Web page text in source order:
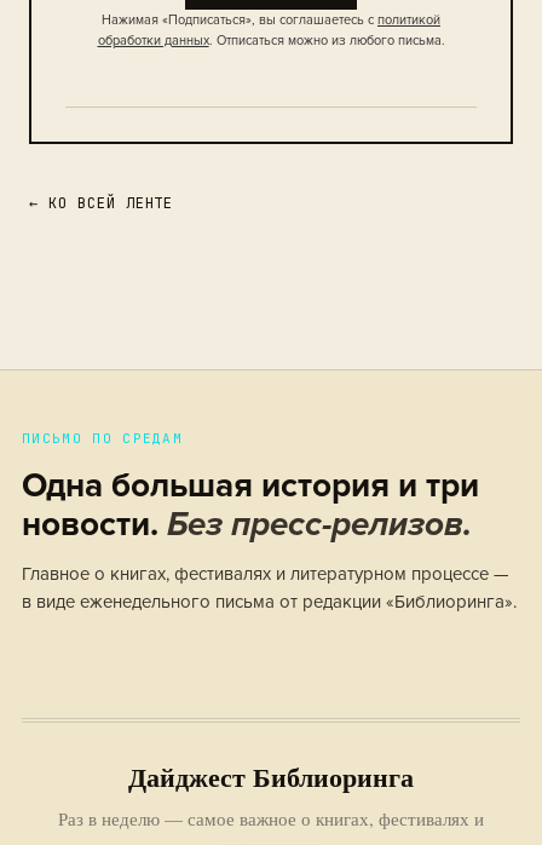
Нажимая «Подписаться», вы соглашаетесь с политикой
обработки данных. Отписаться можно из любого письма.
← КО ВСЕЙ ЛЕНТЕ
ПИСЬМО ПО СРЕДАМ
Одна большая история и три
новости. Без пресс-релизов.
Главное о книгах, фестивалях и литературном процессе —
в виде еженедельного письма от редакции «Библиоринга».
Дайджест Библиоринга
Раз в неделю — самое важное о книгах, фестивалях и